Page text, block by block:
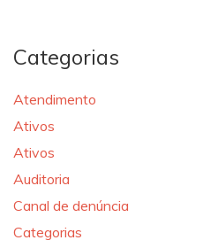
Categorias
Atendimento
Ativos
Ativos
Auditoria
Canal de denúncia
Categorias